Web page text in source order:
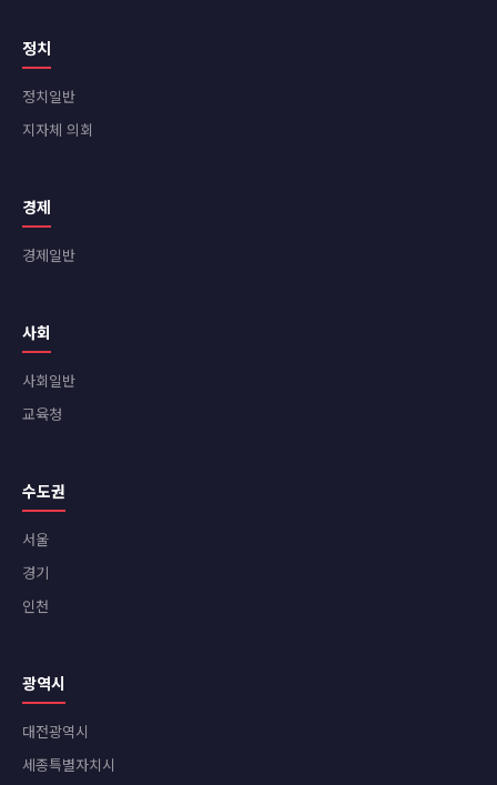
정치
정치일반
지자체 의회
경제
경제일반
사회
사회일반
교육청
수도권
서울
경기
인천
광역시
대전광역시
세종특별자치시